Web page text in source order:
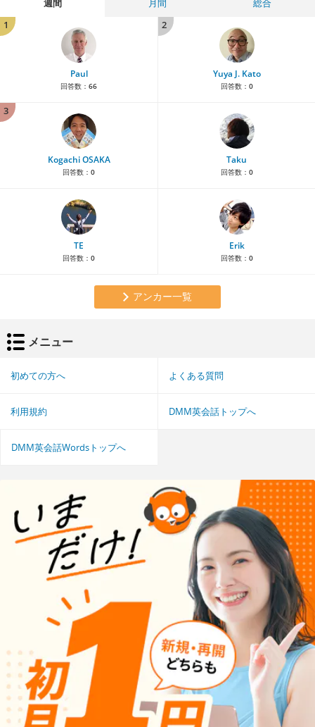
週間 月間
総合
1
Paul
回答数： 66
2
Yuya J. Kato
回答数： 0
3
Kogachi OSAKA
回答数： 0
Taku
回答数： 0
TE
回答数： 0
Erik
回答数： 0
アンカー一覧
メニュー
初めての方へ よくある質問
利用規約 DMM英会話トップへ
DMM英会話Wordsトップへ